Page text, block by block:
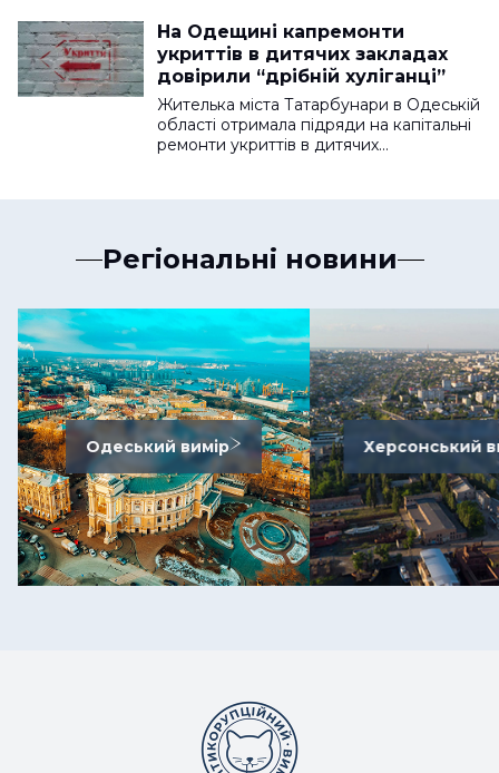
На Одещині капремонти
укриттів в дитячих закладах
довірили “дрібній хуліганці”
Жителька міста Татарбунари в Одеській
області отримала підряди на капітальні
ремонти укриттів в дитячих…
Регіональні новини
Одеський вимір Херсонський